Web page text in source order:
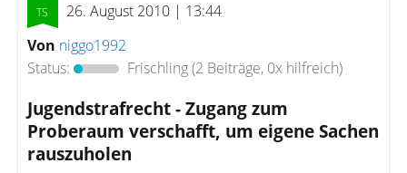
26. August 2010 | 13:44
Von niggo1992
Status:
Frischling(2 Beiträge, 0x hilfreich)
Jugendstrafrecht - Zugang zum
Proberaum verschafft, um eigene Sachen
rauszuholen